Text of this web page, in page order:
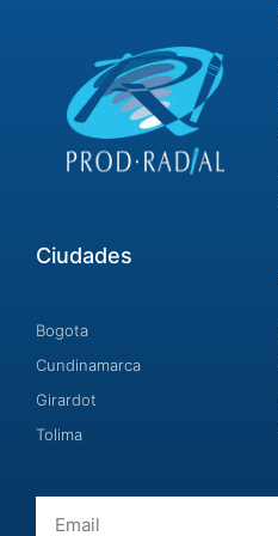
Ciudades
Bogota
Cundinamarca
Girardot
Tolima